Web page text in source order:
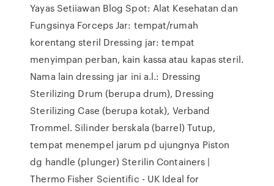
Yayas Setiiawan Blog Spot: Alat Kesehatan dan
Fungsinya Forceps Jar: tempat/rumah
korentang steril Dressing jar: tempat
menyimpan perban, kain kassa atau kapas steril.
Nama lain dressing jar ini a.l.: Dressing
Sterilizing Drum (berupa drum), Dressing
Sterilizing Case (berupa kotak), Verband
Trommel. Silinder berskala (barrel) Tutup,
tempat menempel jarum pd ujungnya Piston
dg handle (plunger) Sterilin Containers |
Thermo Fisher Scientific - UK Ideal for